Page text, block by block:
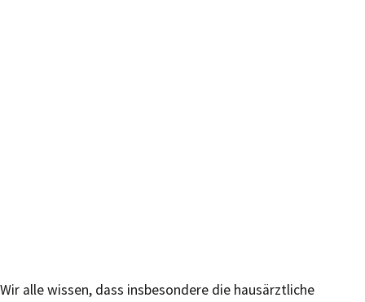
Wir alle wissen, dass insbesondere die hausärztliche